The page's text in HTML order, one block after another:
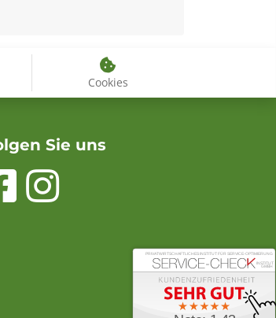
Cookies
INSTITUT
GMBH
PRIVATWIRTSCHAFTLICHES INSTITUT FÜR SERVICE-OPTIMIERUNG
Sie uns